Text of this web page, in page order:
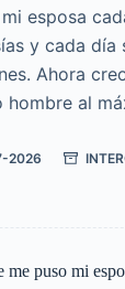
esposa
y cada día
Ahora
al
2026
me puso mi